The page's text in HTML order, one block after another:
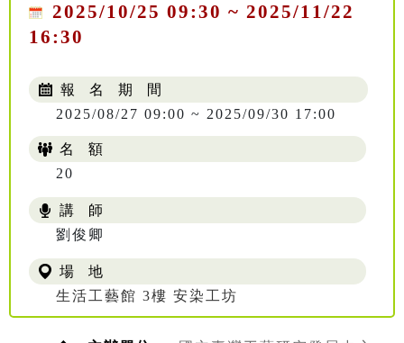
2025/10/25 09:30 ~ 2025/11/22
16:30
報 名 期 間
2025/08/27 09:00 ~ 2025/09/30 17:00
名 額
20
講 師
劉俊卿
場 地
生活工藝館 3樓 安染工坊